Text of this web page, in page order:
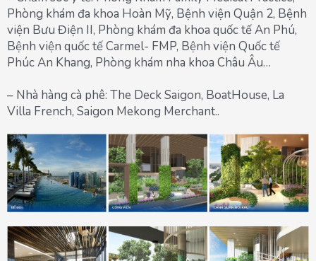
Phòng khám đa khoa Hoàn Mỹ, Bệnh viện Quận 2, Bệnh
viện Bưu Điện II, Phòng khám đa khoa quốc tế An Phú,
Bệnh viện quốc tế Carmel- FMP, Bệnh viện Quốc tế
Phúc An Khang, Phòng khám nha khoa Châu Âu…
– Nhà hàng cà phê: The Deck Saigon, BoatHouse, La
Villa French, Saigon Mekong Merchant..